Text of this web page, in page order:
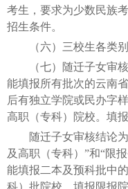
考生，要求为少数民族
招生条件。
（六）三校生各类别
（七）随迁子女审核
能填报所有批次的云南
后有独立学院或民办字
高职（专科）院校。填
随迁子女审核结论为“
及高职（专科）”和“限
能填报二本及预科批中
科）批院校。填报限报